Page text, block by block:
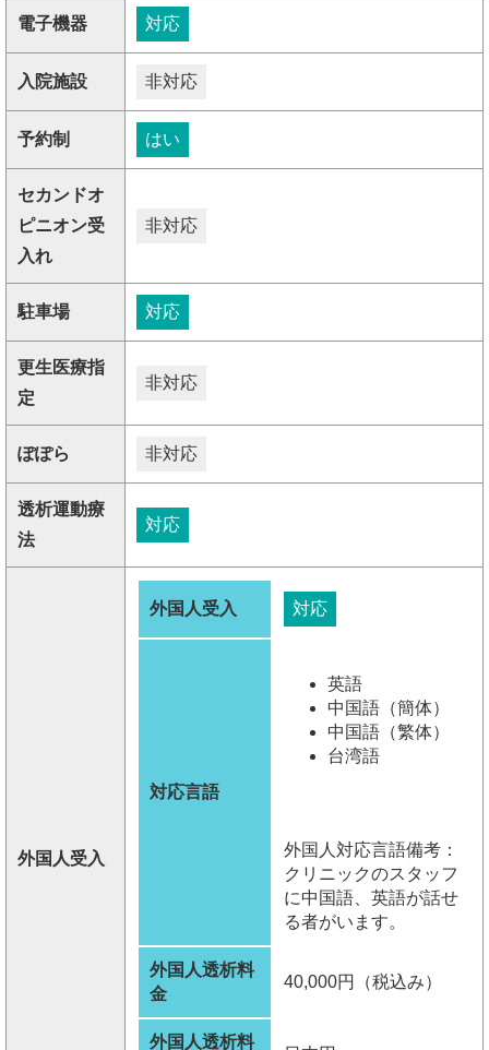
電子機器 対応
入院施設 非対応
予約制 はい
セカンドオ
ピニオン受
入れ
非対応
駐車場 対応
更生医療指
定
非対応
ぽぽら 非対応
透析運動療
法
対応
外国人受入
外国人受入 対応
対応言語
英語
中国語（簡体）
中国語（繁体）
台湾語
外国人対応言語備考：
クリニックのスタッフ
に中国語、英語が話せ
る者がいます。
外国人透析料
金
40,000円（税込み）
外国人透析料